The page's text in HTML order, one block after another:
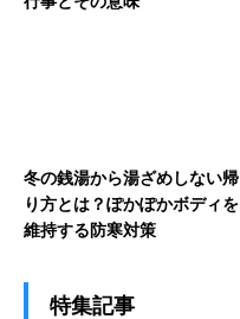
冬の銭湯から湯ざめしない帰
り方とは？ぽかぽかボディを
維持する防寒対策
特集記事